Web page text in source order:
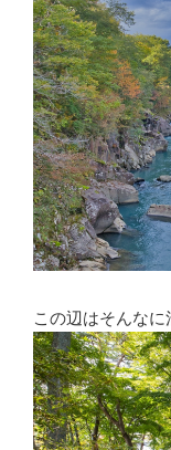
この辺はそんなに